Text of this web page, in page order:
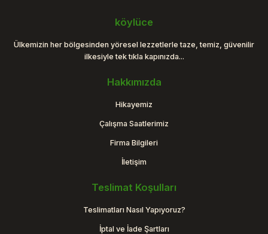
köylüce
Ülkemizin her bölgesinden yöresel lezzetlerle taze, temiz, güvenilir
ilkesiyle tek tıkla kapınızda...
Hakkımızda
Hikayemiz
Çalışma Saatlerimiz
Firma Bilgileri
İletişim
Teslimat Koşulları
Teslimatları Nasıl Yapıyoruz?
İptal ve İade Şartları